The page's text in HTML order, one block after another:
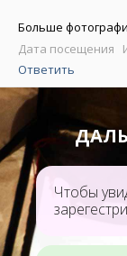
Больше
Дата посещения
Ответить
Чтобы